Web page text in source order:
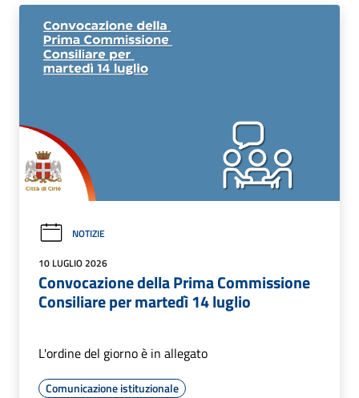
NOTIZIE
10 LUGLIO 2026
Convocazione della Prima Commissione
Consiliare per martedì 14 luglio
L'ordine del giorno è in allegato
Comunicazione istituzionale